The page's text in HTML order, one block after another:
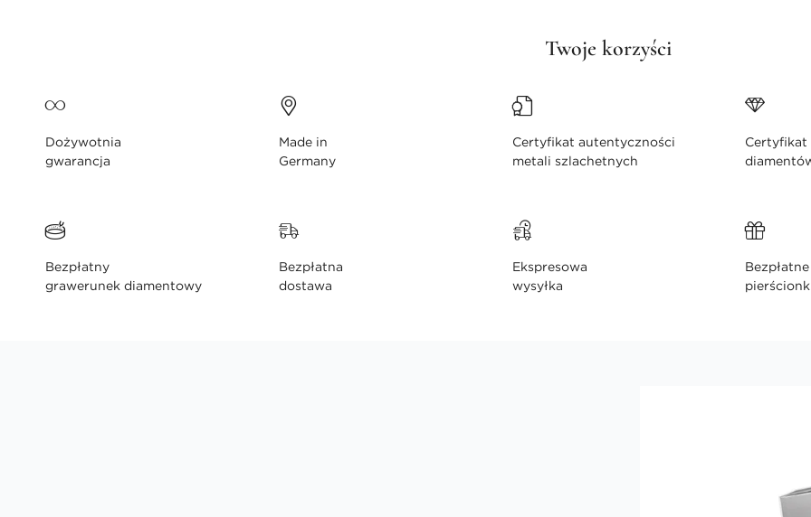
Twoje korzyści
Dożywotnia
gwarancja
Made in
Germany
Certyfikat autentyczności
metali szlachetnych
Bezpłatny
grawerunek diamentowy
Bezpłatna
dostawa
Ekspresowa
wysyłka